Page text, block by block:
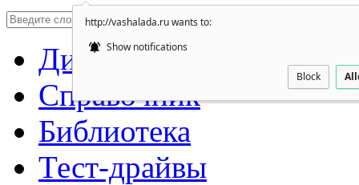
http://vashalada.ru wants to:
Show notifications
Block
Дилеры автоваз
Справочник
Библиотека
Тест-драйвы